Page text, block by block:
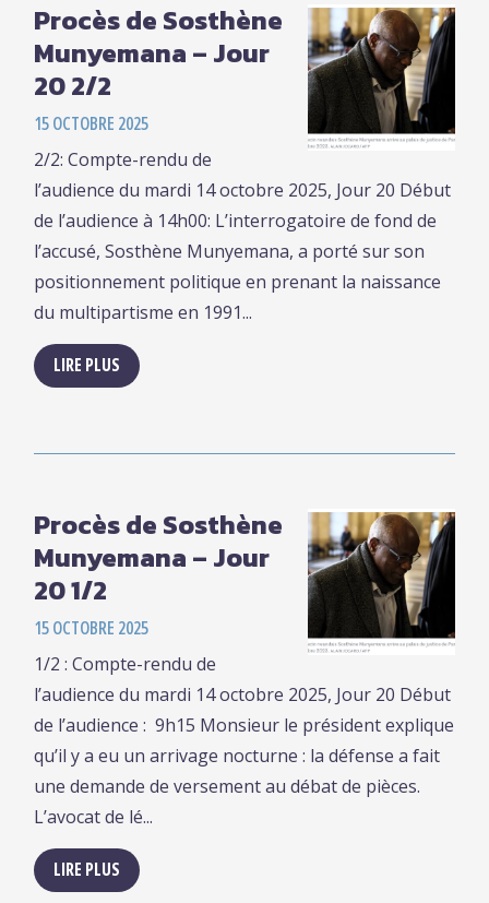
Procès de Sosthène
Munyemana – Jour
20 2/2
15 OCTOBRE 2025
2/2: Compte-rendu de
l’audience du mardi 14 octobre 2025, Jour 20 Début
de l’audience à 14h00: L’interrogatoire de fond de
l’accusé, Sosthène Munyemana, a porté sur son
positionnement politique en prenant la naissance
du multipartisme en 1991...
LIRE PLUS
Procès de Sosthène
Munyemana – Jour
20 1/2
15 OCTOBRE 2025
1/2 : Compte-rendu de
l’audience du mardi 14 octobre 2025, Jour 20 Début
de l’audience : 9h15 Monsieur le président explique
qu’il y a eu un arrivage nocturne : la défense a fait
une demande de versement au débat de pièces.
L’avocat de lé...
LIRE PLUS